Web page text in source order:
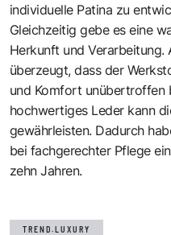
individuelle Patina zu
Gleichzeitig gebe es eine
Herkunft und Verarbeitung.
überzeugt, dass der
und Komfort unübertroffen
hochwertiges Leder kann
gewährleisten. Dadurch
bei fachgerechter Pflege
zehn Jahren.
TREND.LUXURY